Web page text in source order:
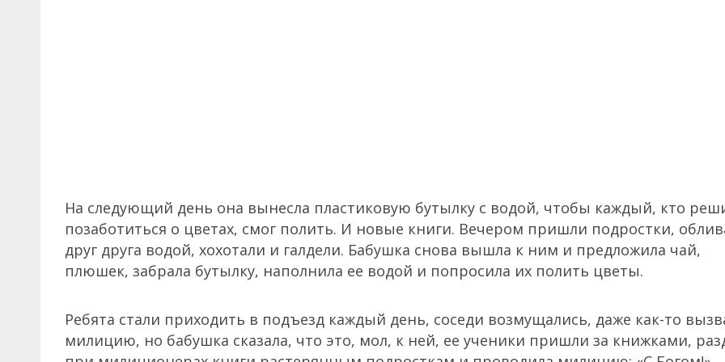
На следующий день она вынесла пластиковую бутылку с водой, чтобы каждый, кто
позаботиться о цветах, смог полить. И новые книги. Вечером пришли подростки,
друг друга водой, хохотали и галдели. Бабушка снова вышла к ним и предложила чай,
плюшек, забрала бутылку, наполнила ее водой и попросила их полить цветы.
Ребята стали приходить в подъезд каждый день, соседи возмущались, даже как-то
милицию, но бабушка сказала, что это, мол, к ней, ее ученики пришли за книжками,